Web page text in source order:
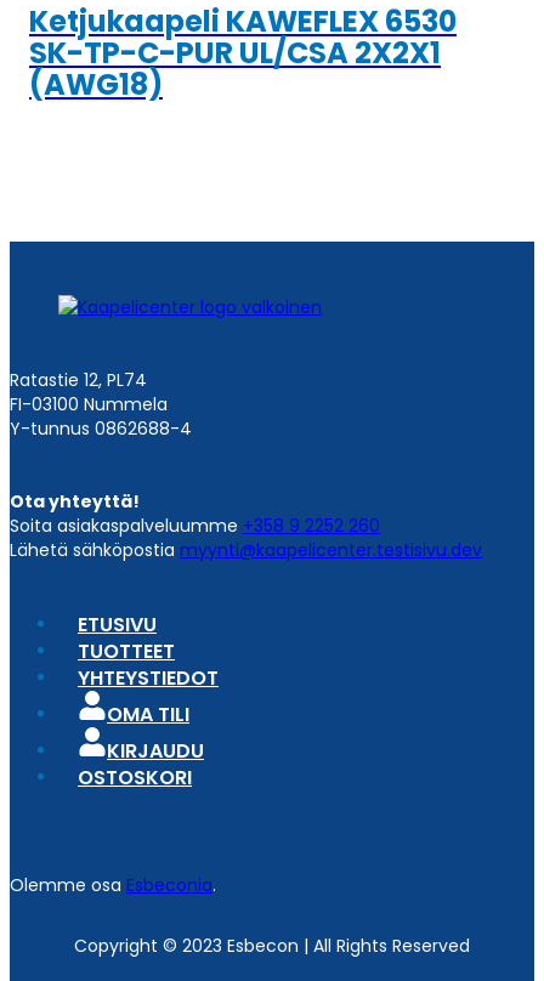
Ketjukaapeli KAWEFLEX 6530
SK-TP-C-PUR UL/CSA 2X2X1
(AWG18)
Ratastie 12, PL74
FI-03100 Nummela
Y-tunnus 0862688-4
Ota yhteyttä!
Soita asiakaspalveluumme +358 9 2252 260
Lähetä sähköpostia myynti@kaapelicenter.testisivu.dev
ETUSIVU
TUOTTEET
YHTEYSTIEDOT
OMA TILI
KIRJAUDU
OSTOSKORI
Olemme osa Esbeconia.
Copyright © 2023 Esbecon | All Rights Reserved